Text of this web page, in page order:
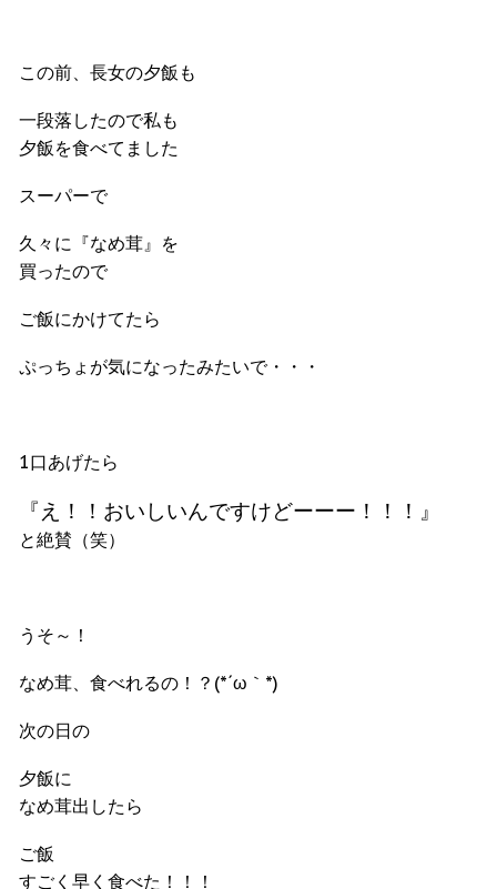
この前、長女の夕飯も
一段落したので私も
夕飯を食べてました
スーパーで
久々に『なめ茸』を
買ったので
ご飯にかけてたら
ぷっちょが気になったみたいで・・・
1口あげたら
『え！！おいしいんですけどーーー！！！』
と絶賛（笑）
うそ～！
なめ茸、食べれるの！？(*´ω｀*)
次の日の
夕飯に
なめ茸出したら
ご飯
すごく早く食べた！！！